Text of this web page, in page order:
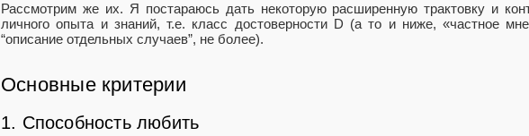
Рассмотрим же их. Я постараюсь дать некоторую расширенную трактовку и
личного опыта и знаний, т.е. класс достоверности D (а то и ниже, «частное
“описание отдельных случаев”, не более).
Основные критерии
1. Способность любить